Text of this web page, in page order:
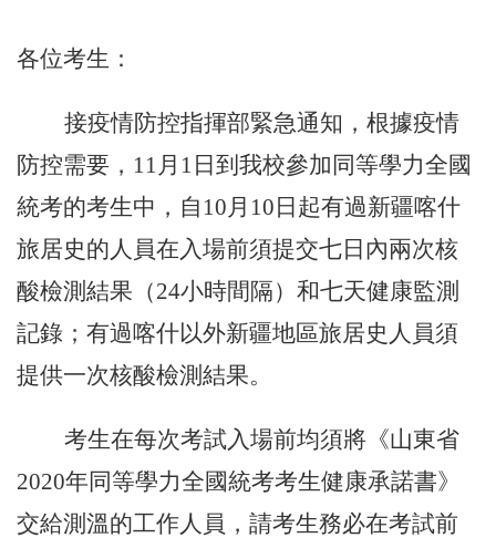
各位考生：
接疫情防控指揮部緊急通知，根據疫情
防控需要， 11月1日到我校參加同等學力全國
統考的考生中， 自 10月10日 起有過新疆喀什
旅居史的人員在入場前須提交七日內兩次核
酸檢測結果 （24小時間隔）和七天健康監測
記錄 ； 有過喀什以外新疆地區旅居史人員須
提供一次核酸檢測結果。
考生在每次考試入場前均須將《山東省
2020年同等學力全國統考考生健康承諾書》
交給測溫的工作人員，請考生務必在考試前